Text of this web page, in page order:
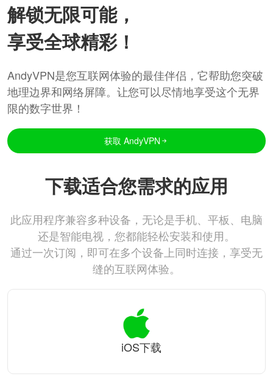
解锁无限可能，
享受全球精彩！
AndyVPN是您互联网体验的最佳伴侣，它帮助您突破
地理边界和网络屏障。让您可以尽情地享受这个无界
限的数字世界！
获取 AndyVPN
下载适合您需求的应用
此应用程序兼容多种设备，无论是手机、平板、电脑
还是智能电视，您都能轻松安装和使用。
通过一次订阅，即可在多个设备上同时连接，享受无
缝的互联网体验。
iOS下载